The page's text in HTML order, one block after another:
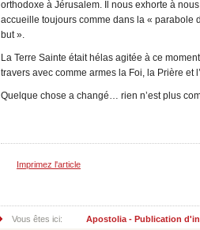
orthodoxe à Jérusalem. Il nous exhorte à
accueille toujours comme dans la « parabole
but ».
La Terre Sainte était hélas agitée à ce
travers avec comme armes la Foi, la Prière et
Quelque chose a changé… rien n’est plus
Imprimez l'article
Vous êtes ici: Apostolia - Publication